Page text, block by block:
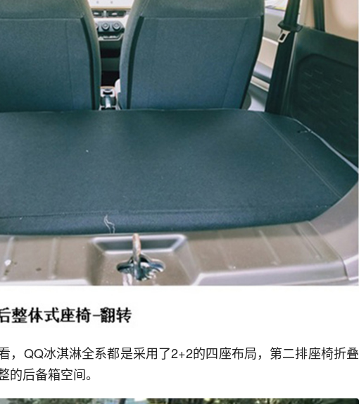
，QQ冰淇淋全系都是采用了2+2的四座布局，第二排座椅折叠
的后备箱空间。